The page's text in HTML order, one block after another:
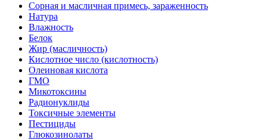
Сорная и масличная примесь, зараженность
Натура
Влажность
Белок
Жир (масличность)
Кислотное число (кислотность)
Олеиновая кислота
ГМО
Микотоксины
Радионуклиды
Токсичные элементы
Пестициды
Глюкозинолаты